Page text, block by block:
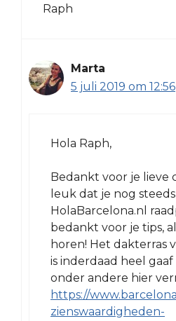
Raph
Marta
5 juli 2019 om 12:56
Hola Raph,
Bedankt voor je lieve
leuk dat je nog steeds
HolaBarcelona.nl
bedankt voor je tips,
horen! Het dakterras
is inderdaad heel gaaf
onder andere hier
https://
zienswaardigheden-